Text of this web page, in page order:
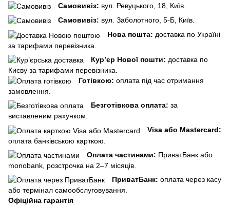
Самовивіз: вул. Ревуцького, 18, Київ.
Самовивіз: вул. Заболотного, 5-Б, Київ.
Нова пошта: доставка по Україні
за тарифами перевізника.
Кур’єр Нової пошти: доставка по
Києву за тарифами перевізника.
Готівкою: оплата під час отримання
замовлення.
Безготівкова оплата: за
виставленим рахунком.
Visa або Mastercard:
оплата банківською карткою.
Оплата частинами: ПриватБанк або
monobank, розстрочка на 2–7 місяців.
ПриватБанк: оплата через касу
або термінал самообслуговування.
Офіційна гарантія